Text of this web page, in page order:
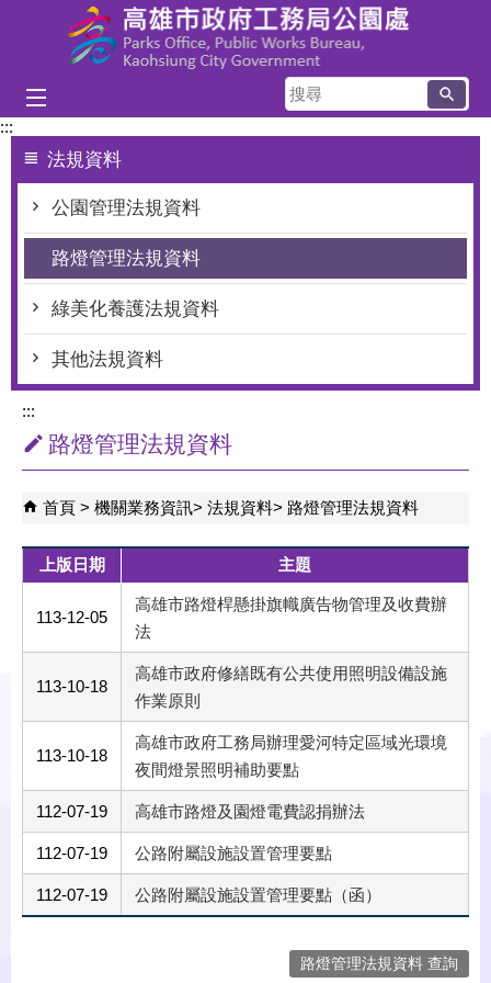
跳到主要內容區塊
搜
尋
:::
法規資料
公園管理法規資料
路燈管理法規資料
綠美化養護法規資料
其他法規資料
:::
路燈管理法規資料
首頁 機關業務資訊 法規資料 路燈管理法規資料
上版日期 主題
113-12-05
高雄市路燈桿懸掛旗幟廣告物管理及收費辦
法
113-10-18
高雄市政府修繕既有公共使用照明設備設施
作業原則
113-10-18
高雄市政府工務局辦理愛河特定區域光環境
夜間燈景照明補助要點
112-07-19 高雄市路燈及園燈電費認捐辦法
112-07-19 公路附屬設施設置管理要點
112-07-19 公路附屬設施設置管理要點（函）
路燈管理法規資料 查詢